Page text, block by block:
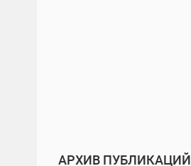
АРХИВ ПУБЛИКАЦИЙ